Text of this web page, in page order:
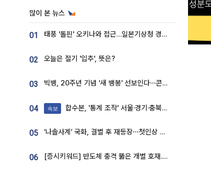
많이 본 뉴스
01 태풍 '돌핀' 오키나와 접근…일본기상청 경로 업데이트
02 오늘은 절기 '입추', 뜻은?
03 빅뱅, 20주년 기념 '새 뱅봉' 선보인다⋯콘서트 앞두고 팝업 개최
04 속보 합수본, '통계 조작' 서울·경기·충북 선관위 등 추가 압수수색
05 ‘나솔사계’ 국화, 결별 후 재등장⋯첫인상 투표 휩쓸고 ‘인기녀’ 등극
06 [증시키워드] 반도체 충격 뚫은 개별 호재...포스코퓨처엠·에코프로·한화솔루션 '눈길'